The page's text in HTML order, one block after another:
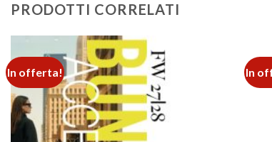
PRODOTTI CORRELATI
In offerta! In